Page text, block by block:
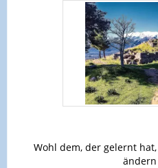
Wohl dem, der gelernt